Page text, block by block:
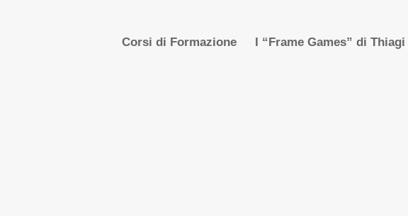
Corsi di Formazione I “Frame Games” di Thiagi